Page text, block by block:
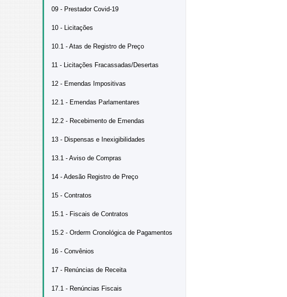
09 - Prestador Covid-19
10 - Licitações
10.1 - Atas de Registro de Preço
11 - Licitações Fracassadas/Desertas
12 - Emendas Impositivas
12.1 - Emendas Parlamentares
12.2 - Recebimento de Emendas
13 - Dispensas e Inexigibilidades
13.1 - Aviso de Compras
14 - Adesão Registro de Preço
15 - Contratos
15.1 - Fiscais de Contratos
15.2 - Orderm Cronológica de Pagamentos
16 - Convênios
17 - Renúncias de Receita
17.1 - Renúncias Fiscais